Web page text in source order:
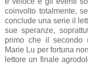
coinvolto totalmente,
conclude una serie il
sue speranze,
primo che il secondo
Marie Lu per fortuna
lettore un finale